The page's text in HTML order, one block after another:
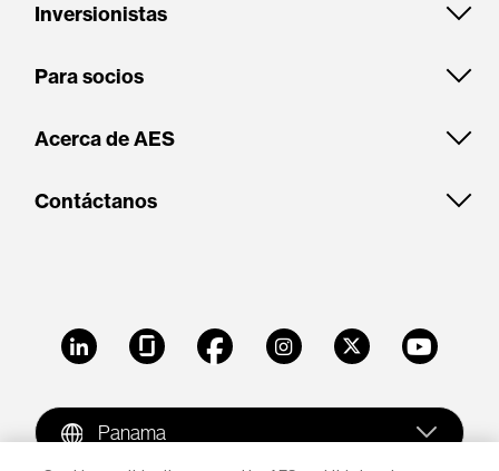
Inversionistas
Para socios
Acerca de AES
Contáctanos
LinkedIn GlassdoorFacebookInstagramX Youtube
Panama